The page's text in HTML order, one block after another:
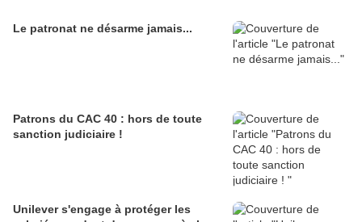
Le patronat ne désarme jamais...
Patrons du CAC 40 : hors de toute
sanction judiciaire !
Unilever s'engage à protéger les